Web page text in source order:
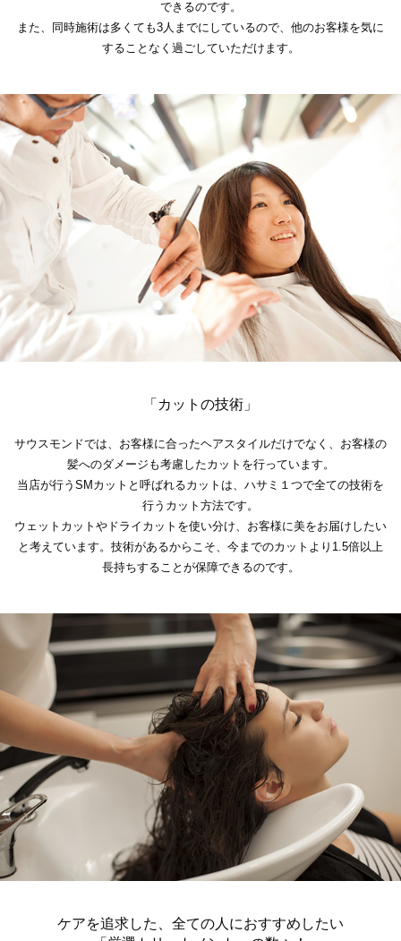
できるのです。
また、同時施術は多くても3人までにしているので、他のお客様を気に
することなく過ごしていただけます。
「カットの技術」
サウスモンドでは、お客様に合ったヘアスタイルだけでなく、お客様の
髪へのダメージも考慮したカットを行っています。
当店が行うSMカットと呼ばれるカットは、ハサミ１つで全ての技術を
行うカット方法です。
ウェットカットやドライカットを使い分け、お客様に美をお届けしたい
と考えています。技術があるからこそ、今までのカットより1.5倍以上
長持ちすることが保障できるのです。
ケアを追求した、全ての人におすすめしたい